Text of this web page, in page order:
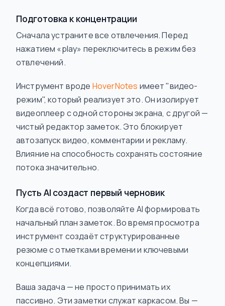
Подготовка к концентрации
Сначала устраните все отвлечения. Перед
нажатием «play» переключитесь в режим без
отвлечений.
Инструмент вроде HoverNotes имеет "видео-
режим", который реализует это. Он изолирует
видеоплеер с одной стороны экрана, с другой —
чистый редактор заметок. Это блокирует
автозапуск видео, комментарии и рекламу.
Влияние на способность сохранять состояние
потока значительно.
Пусть AI создаст первый черновик
Когда всё готово, позволяйте AI формировать
начальный план заметок. Во время просмотра
инструмент создаёт структурированные
резюме с отметками времени и ключевыми
концепциями.
Ваша задача — не просто принимать их
пассивно. Эти заметки служат каркасом. Вы —